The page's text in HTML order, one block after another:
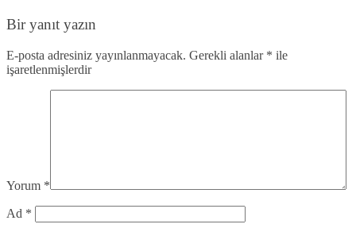
Bir yanıt yazın
E-posta adresiniz yayınlanmayacak. Gerekli alanlar * ile
işaretlenmişlerdir
Yorum *
Ad *